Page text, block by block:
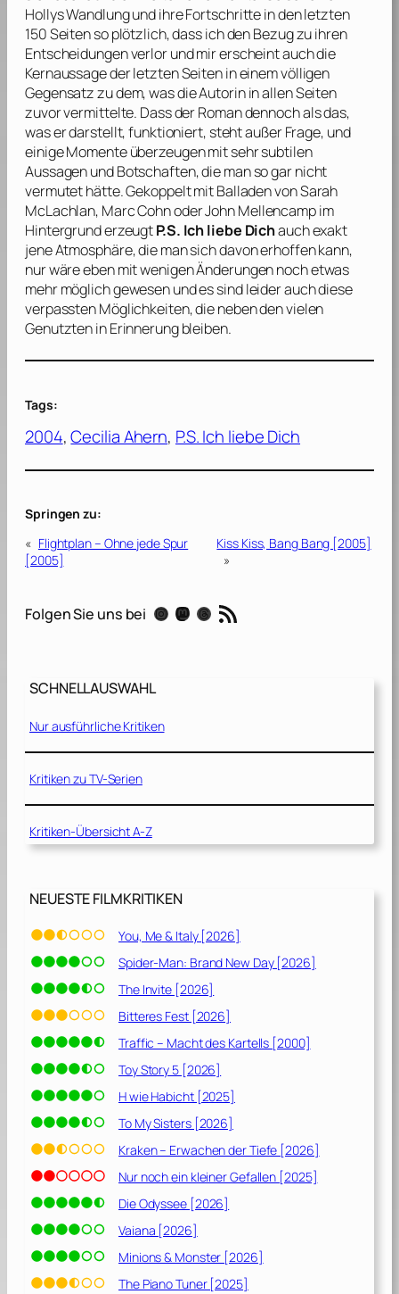
Hollys Wandlung und ihre Fortschritte in den letzten
150 Seiten so plötzlich, dass ich den Bezug zu ihren
Entscheidungen verlor und mir erscheint auch die
Kernaussage der letzten Seiten in einem völligen
Gegensatz zu dem, was die Autorin in allen Seiten
zuvor vermittelte. Dass der Roman dennoch als das,
was er darstellt, funktioniert, steht außer Frage, und
einige Momente überzeugen mit sehr subtilen
Aussagen und Botschaften, die man so gar nicht
vermutet hätte. Gekoppelt mit Balladen vonSarah
McLachlan, Marc CohnoderJohn Mellencampim
Hintergrund erzeugtP.S. Ich liebe Dichauch exakt
jene Atmosphäre, die man sich davon erhoffen kann,
nur wäre eben mit wenigen Änderungen noch etwas
mehr möglich gewesen und es sind leider auch diese
verpassten Möglichkeiten, die neben den vielen
Genutzten in Erinnerung bleiben.
Tags:
2004, Cecilia Ahern, P.S. Ich liebe Dich
Springen zu:
« Flightplan – Ohne jede Spur
[2005]
Kiss Kiss, Bang Bang [2005]
»
Folgen Sie uns bei Instagram Mastodon Threads RSS-Feed
SCHNELLAUSWAHL
Nur ausführliche Kritiken
Kritiken zu TV-Serien
Kritiken-Übersicht A-Z
NEUESTE FILMKRITIKEN
You, Me & Italy [2026]
Spider-Man: Brand New Day [2026]
The Invite [2026]
Bitteres Fest [2026]
Traffic – Macht des Kartells [2000]
Toy Story 5 [2026]
H wie Habicht [2025]
To My Sisters [2026]
Kraken – Erwachen der Tiefe [2026]
Nur noch ein kleiner Gefallen [2025]
Die Odyssee [2026]
Vaiana [2026]
Minions & Monster [2026]
The Piano Tuner [2025]